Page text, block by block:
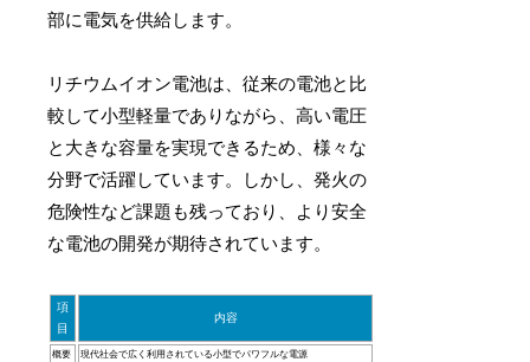
部に電気を供給します。
リチウムイオン電池は、従来の電池と比
較して小型軽量でありながら、高い電圧
と大きな容量を実現できるため、様々な
分野で活躍しています。しかし、発火の
危険性など課題も残っており、より安全
な電池の開発が期待されています。
項
目
内容
概要 現代社会で広く利用されている小型でパワフルな電源